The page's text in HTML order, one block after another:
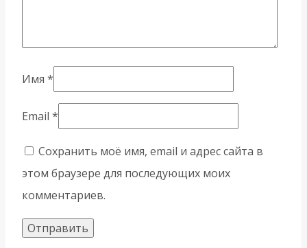
Имя *
Email *
Сохранить моё имя, email и адрес сайта в
этом браузере для последующих моих
комментариев.